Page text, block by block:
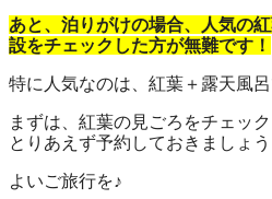
あと、泊りがけの場合、人気の
設をチェックした方が無難です！
特に人気なのは、紅葉＋露天風呂
まずは、紅葉の見ごろをチェッ
とりあえず予約しておきましょう
よいご旅行を♪